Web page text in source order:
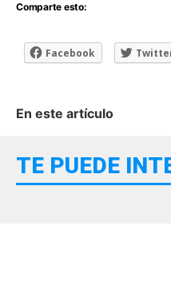
Comparte esto:
Facebook
En este artículo
TE PUEDE